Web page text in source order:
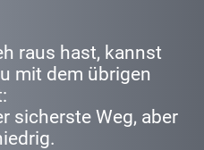
raus hast, kannst
mit dem übrigen
sicherste Weg, aber